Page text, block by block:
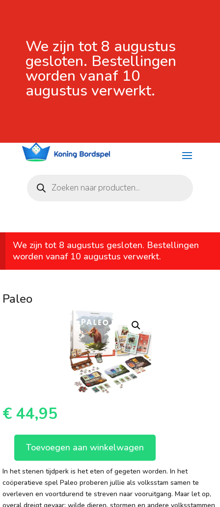
We zijn tot 8 augustus
gesloten. Bestellingen
worden vanaf 10
augustus verwerkt.
zoeken
We zijn tot 8 augustus gesloten. Bestellingen
worden vanaf 10 augustus verwerkt.
Paleo
€ 44,95
Toevoegen aan winkelwagen
In het stenen tijdperk is het eten of gegeten worden. In het
coöperatieve spel Paleo proberen jullie als volksstam samen te
overleven en voortdurend te streven naar vooruitgang. Maar let op,